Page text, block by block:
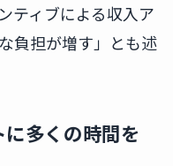
ティブによる収入ア
負担が増す」とも述
多くの時間を